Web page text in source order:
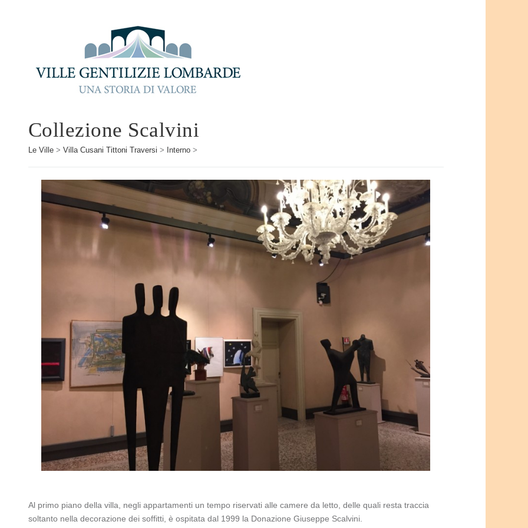
Collezione Scalvini
Le Ville> Villa Cusani Tittoni Traversi > Interno>
Al primo piano della villa, negli appartamenti un tempo riservati alle camere da letto, delle quali resta traccia
soltanto nella decorazione dei soffitti, è ospitata dal 1999 la Donazione Giuseppe Scalvini.